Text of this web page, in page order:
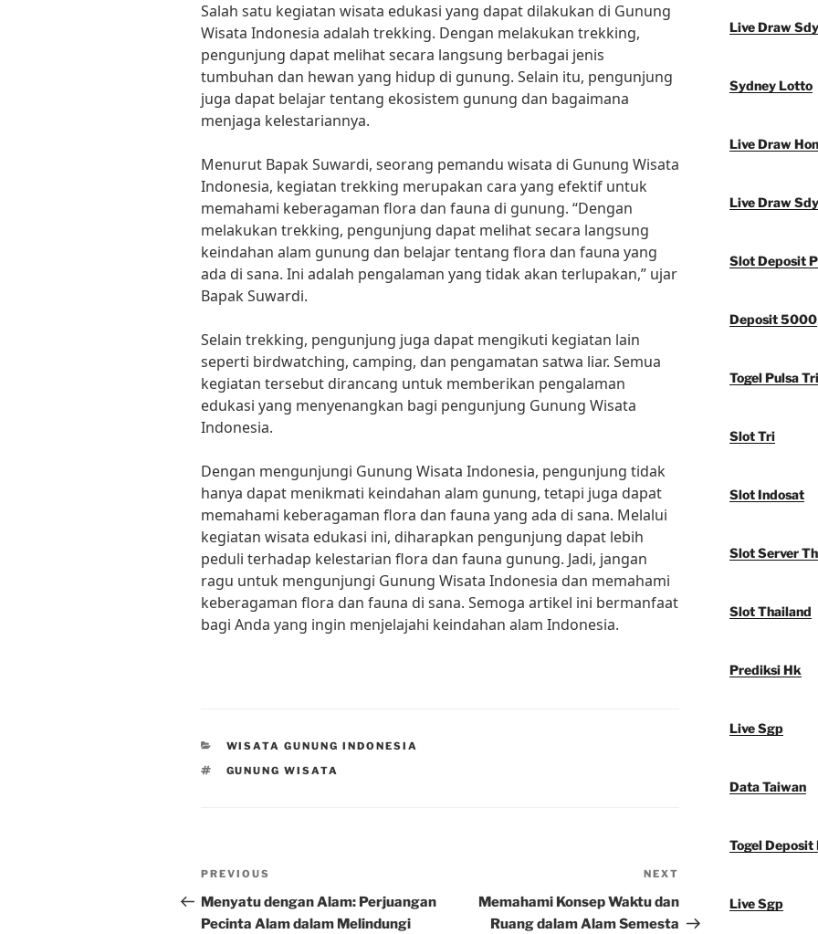
Salah satu kegiatan wisata edukasi yang dapat dilakukan di Gunung
Wisata Indonesia adalah trekking. Dengan melakukan trekking,
pengunjung dapat melihat secara langsung berbagai jenis
tumbuhan dan hewan yang hidup di gunung. Selain itu, pengunjung
juga dapat belajar tentang ekosistem gunung dan bagaimana
menjaga kelestariannya.
Menurut Bapak Suwardi, seorang pemandu wisata di Gunung Wisata
Indonesia, kegiatan trekking merupakan cara yang efektif untuk
memahami keberagaman flora dan fauna di gunung. “Dengan
melakukan trekking, pengunjung dapat melihat secara langsung
keindahan alam gunung dan belajar tentang flora dan fauna yang
ada di sana. Ini adalah pengalaman yang tidak akan terlupakan,” ujar
Bapak Suwardi.
Selain trekking, pengunjung juga dapat mengikuti kegiatan lain
seperti birdwatching, camping, dan pengamatan satwa liar. Semua
kegiatan tersebut dirancang untuk memberikan pengalaman
edukasi yang menyenangkan bagi pengunjung Gunung Wisata
Indonesia.
Dengan mengunjungi Gunung Wisata Indonesia, pengunjung tidak
hanya dapat menikmati keindahan alam gunung, tetapi juga dapat
memahami keberagaman flora dan fauna yang ada di sana. Melalui
kegiatan wisata edukasi ini, diharapkan pengunjung dapat lebih
peduli terhadap kelestarian flora dan fauna gunung. Jadi, jangan
ragu untuk mengunjungi Gunung Wisata Indonesia dan memahami
keberagaman flora dan fauna di sana. Semoga artikel ini bermanfaat
bagi Anda yang ingin menjelajahi keindahan alam Indonesia.
CATEGORIES
WISATA GUNUNG INDONESIA
TAGS
GUNUNG WISATA
Post
navigation
Previous
Post
PREVIOUS
Menyatu dengan Alam: Perjuangan
Pecinta Alam dalam Melindungi
Post
NEXT
Memahami Konsep Waktu dan
Ruang dalam Alam Semesta
Live Draw Sdy
Sydney Lotto
Live Draw
Live Draw Sdy
Slot Deposit
Deposit 5000
Togel Pulsa Tri
Slot Tri
Slot Indosat
Slot Server
Slot Thailand
Prediksi Hk
Live Sgp
Data Taiwan
Togel Deposit
Live Sgp